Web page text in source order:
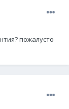
пожалусто